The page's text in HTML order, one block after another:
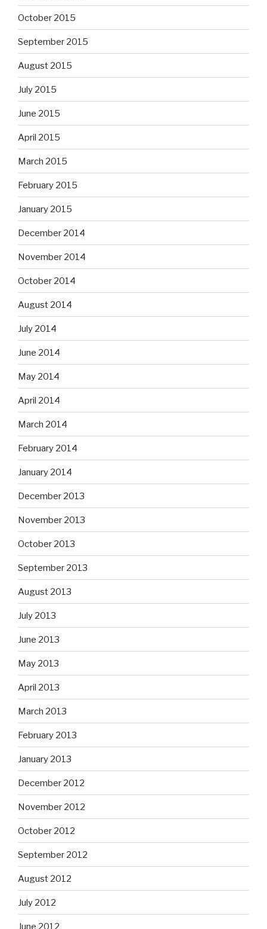
October 2015
September 2015
August 2015
July 2015
June 2015
April 2015
March 2015
February 2015
January 2015
December 2014
November 2014
October 2014
August 2014
July 2014
June 2014
May 2014
April 2014
March 2014
February 2014
January 2014
December 2013
November 2013
October 2013
September 2013
August 2013
July 2013
June 2013
May 2013
April 2013
March 2013
February 2013
January 2013
December 2012
November 2012
October 2012
September 2012
August 2012
July 2012
June 2012